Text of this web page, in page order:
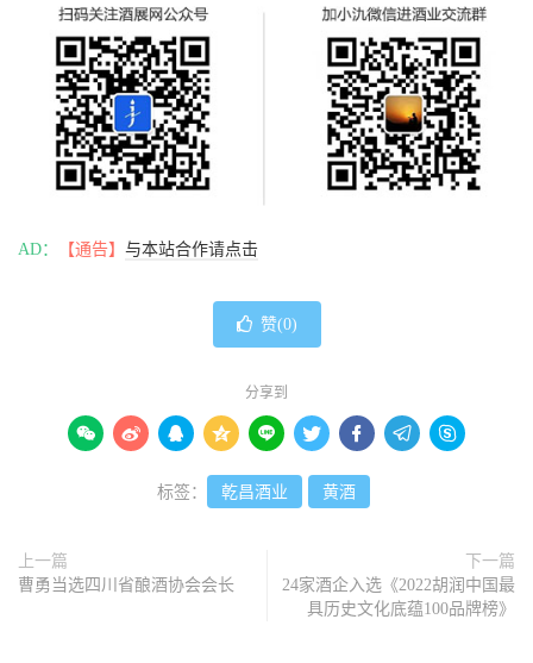
AD： 【通告】 与本站合作请点击
赞(0)
分享到
        
标签： 乾昌酒业 黄酒
上一篇
曹勇当选四川省酿酒协会会长
下一篇
24家酒企入选《2022胡润中国最
具历史文化底蕴100品牌榜》